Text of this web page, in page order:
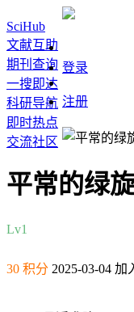
SciHub
文献互助
期刊查询
一搜即达
科研导航
即时热点
交流社区
登录
注册
平常的绿
Lv1
30 积分 2025-03-04 加